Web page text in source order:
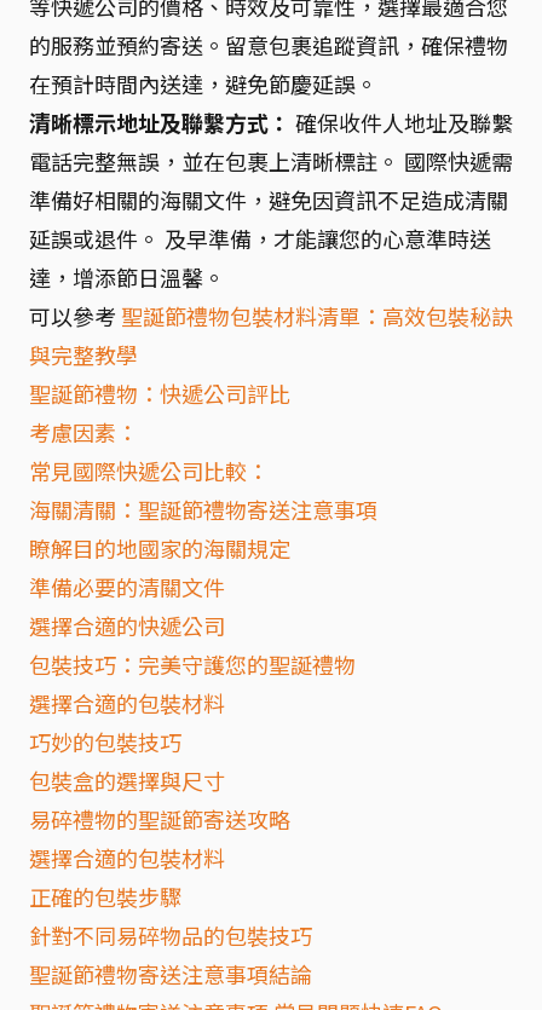
的服務並預約寄送。留意包裹追蹤資訊，確保禮物
在預計時間內送達，避免節慶延誤。
清晰標示地址及聯繫方式： 確保收件人地址及聯繫
電話完整無誤，並在包裹上清晰標註。 國際快遞需
準備好相關的海關文件，避免因資訊不足造成清關
延誤或退件。 及早準備，才能讓您的心意準時送
達，增添節日溫馨。
可以參考 聖誕節禮物包裝材料清單：高效包裝秘訣
與完整教學
聖誕節禮物：快遞公司評比
考慮因素：
常見國際快遞公司比較：
海關清關：聖誕節禮物寄送注意事項
瞭解目的地國家的海關規定
準備必要的清關文件
選擇合適的快遞公司
包裝技巧：完美守護您的聖誕禮物
選擇合適的包裝材料
巧妙的包裝技巧
包裝盒的選擇與尺寸
易碎禮物的聖誕節寄送攻略
選擇合適的包裝材料
正確的包裝步驟
針對不同易碎物品的包裝技巧
聖誕節禮物寄送注意事項結論